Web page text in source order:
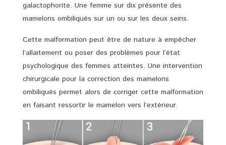
galactophorite. Une femme sur dix présente des
mamelons ombiliqués sur un ou sur les deux seins.
Cette malformation peut être de nature à empêcher
l’allaitement ou poser des problèmes pour l’état
psychologique des femmes atteintes. Une intervention
chirurgicale pour la correction des mamelons
ombiliqués permet alors de corriger cette malformation
en faisant ressortir le mamelon vers l’extérieur.